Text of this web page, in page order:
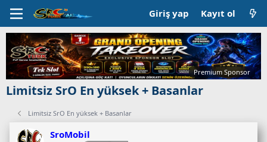
Giriş yap Kayıt ol
Premium Sponsor
Limitsiz SrO En yüksek + Basanlar
Limitsiz SrO En yüksek + Basanlar
SroMobil